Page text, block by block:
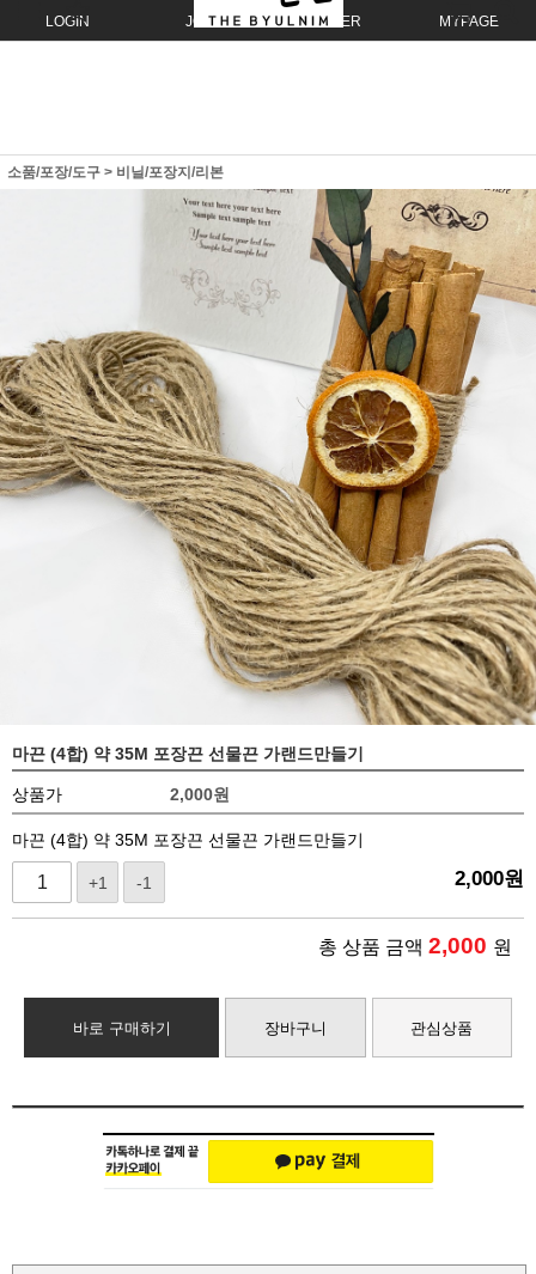
LOGIN JOIN ORDER MYPAGE
소품/포장/도구 > 비닐/포장지/리본
마끈 (4합) 약 35M 포장끈 선물끈 가랜드만들기
상품가 2,000원
마끈 (4합) 약 35M 포장끈 선물끈 가랜드만들기
+1 -1 2,000원
총 상품 금액 2,000 원
바로 구매하기 장바구니 관심상품